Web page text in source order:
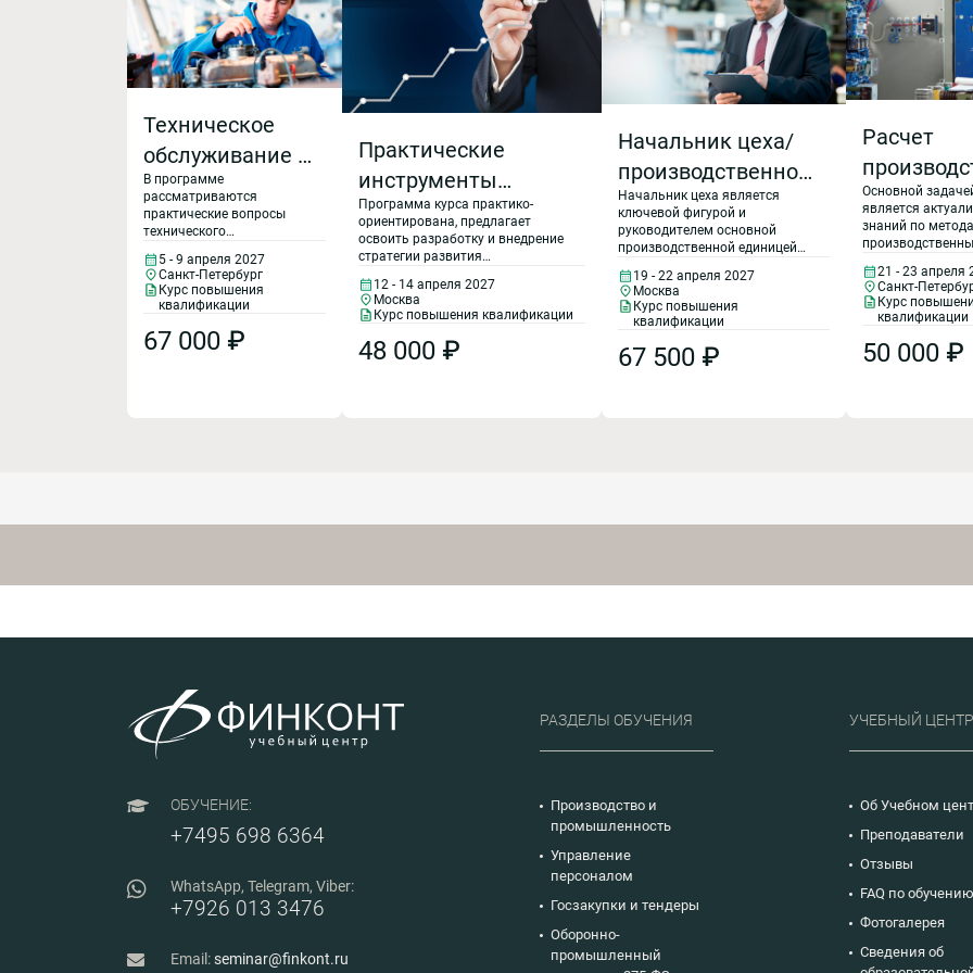
Техническое
обслуживание и
ремонт
промышленного
оборудования
(ТОиР)
В программе
рассматриваются
практические вопросы
технического
промышленного
оборудования, контроля за
технической
содержанием
оборудования.
5 - 9 апреля 2027
Санкт-Петербург
Курс повышения
квалификации
67 000 ₽
Практические
инструменты
кратного
повышения
производительности
труда
Программа курса практико-
ориентирована, предлагает
освоить разработку и внедрение
стратегии развития
также повысить эффективность
потока и качество использования
ресурсов в производстве.
12 - 14 апреля 2027
Москва
Курс повышения квалификации
48 000 ₽
Начальник цеха/
производственного
участка.
Технологии
результативного
управления цехом
Начальник цеха является
ключевой фигурой и
руководителем основной
производственной единицей
профессионализма начальника
цеха, особенно в сфере
организации производства,
работы цеха и всего
предприятия в целом. Вклад
19 - 22 апреля 2027
Москва
Курс повышения
квалификации
67 500 ₽
Расчет
мощности
загрузки
Основной
является
знаний по
типами
инфраструктуры.
позволяет
современного
экономических и
21 - 23 апреля
Санкт-
Курс
квалификации
50 000 ₽
ОБУЧЕНИЕ:
+7495 698 6364
WhatsApp, Telegram, Viber:
+7926 013 3476
Email:seminar@finkont.ru
РАЗДЕЛЫ ОБУЧЕНИЯ
Производство и
промышленность
Управление
персоналом
Госзакупки и тендеры
Оборонно-
промышленный
УЧЕБНЫЙ ЦЕНТР
Об Учебном
Преподаватели
Отзывы
FAQ по обучению
Фотогалерея
Сведения об